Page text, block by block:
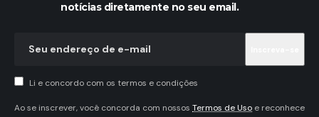
notícias diretamente no seu email.
Li e concordo com os termos e condições
Ao se inscrever, você concorda com nossos Termos de Uso e reconhece